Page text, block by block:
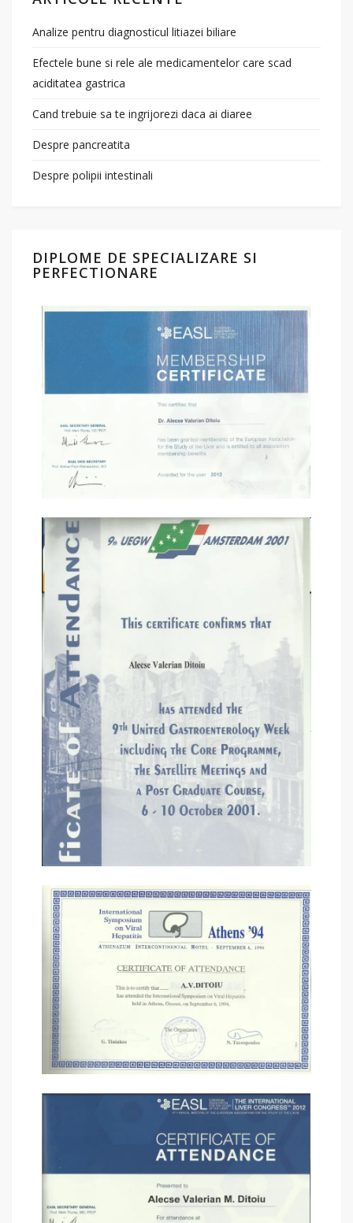
Analize pentru diagnosticul litiazei biliare
Efectele bune si rele ale medicamentelor care scad
aciditatea gastrica
Cand trebuie sa te ingrijorezi daca ai diaree
Despre pancreatita
Despre polipii intestinali
DIPLOME DE SPECIALIZARE SI
PERFECTIONARE